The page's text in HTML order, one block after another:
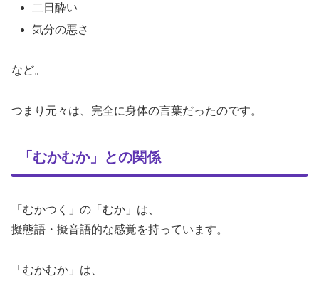
二日酔い
気分の悪さ
など。
つまり元々は、完全に身体の言葉だったのです。
「むかむか」との関係
「むかつく」の「むか」は、
擬態語・擬音語的な感覚を持っています。
「むかむか」は、